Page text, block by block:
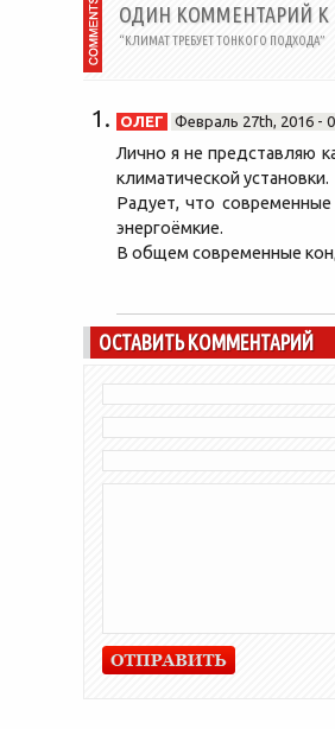
ОДИН КОММЕНТАРИЙ К
“КЛИМАТ ТРЕБУЕТ ТОНКОГО ПОДХОДА”
ОЛЕГ Февраль 27th, 2016 -
Лично я не представляю
климатической установки.
Радует, что
энергоёмкие.
В общем современные
ОСТАВИТЬ КОММЕНТАРИЙ